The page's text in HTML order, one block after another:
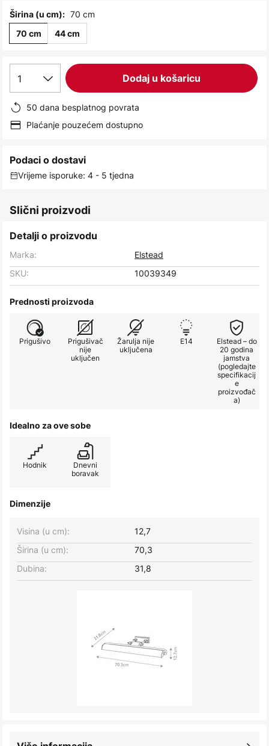
Širina (u cm): 70 cm
70 cm 44 cm
1 Dodaj u košaricu
50 dana besplatnog povrata
Plaćanje pouzećem dostupno
Podaci o dostavi
Vrijeme isporuke: 4 - 5 tjedna
Slični proizvodi
Detalji o proizvodu
Marka:
Elstead
SKU:
10039349
Prednosti proizvoda
Prigušivo
Prigušivač
nije
uključen
Žarulja nije
uključena
E14
Elstead – do
20 godina
jamstva
(pogledajte
specifikacij
e
proizvođač
a)
Idealno za ove sobe
Hodnik
Dnevni
boravak
Dimenzije
Širina (u cm): 70,3
Visina (u cm): 12,7
Dubina: 31,8